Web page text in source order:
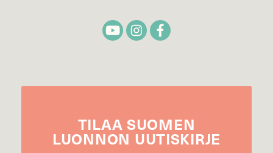
TILAA SUOMEN
LUONNON UUTIS­KIRJE